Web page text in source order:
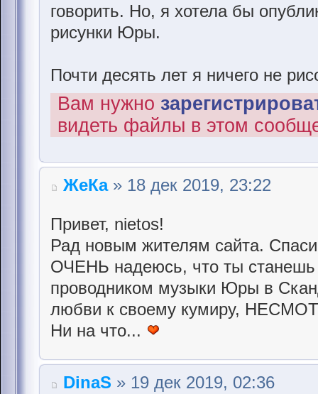
говорить. Но, я хотела бы
рисунки Юры.
Почти десять лет я ничего не
Вам нужно
видеть файлы в этом
ЖеКа» 18 дек 2019, 23:22
Привет, nietos!
Рад новым жителям сайта.
ОЧЕНЬ надеюсь, что ты
проводником музыки Юры в
любви к своему кумиру,
Ни на что...
DinaS » 19 дек 2019, 02:36